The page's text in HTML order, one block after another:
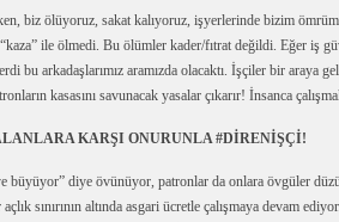
biz ölüyoruz, sakat kalıyoruz, işyerlerinde bizim
ile ölmedi. Bu ölümler kader/fıtrat değildi. Eğer iş
bu arkadaşlarımız aramızda olacaktı. İşçiler bir araya
kasasını savunacak yasalar çıkarır! İnsanca
KARŞI ONURUNLA #DİRENİŞÇİ!
büyüyor” diye övünüyor, patronlar da onlara övgüler
sınırının altında asgari ücretle çalışmaya devam